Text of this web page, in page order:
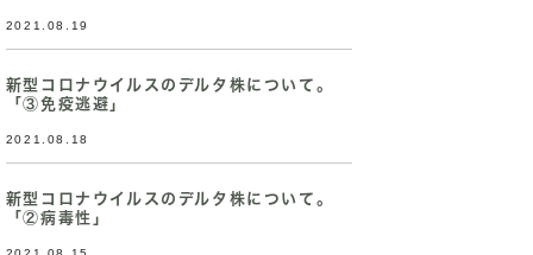
2021.08.19
新型コロナウイルスのデルタ株について。
「③免疫逃避」
2021.08.18
新型コロナウイルスのデルタ株について。
「②病毒性」